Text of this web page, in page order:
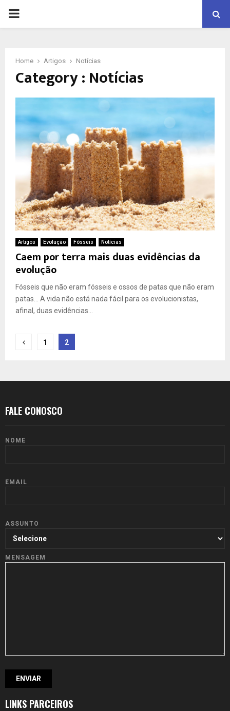
PRIMARY
Home Artigos Notícias
Category : Notícias
Artigos Evolução Fósseis Notícias
Caem por terra mais duas evidências da
evolução
Fósseis que não eram fósseis e ossos de patas que não eram
patas… A vida não está nada fácil para os evolucionistas,
afinal, duas evidências...
Paginação
posts
1 2
FALE CONOSCO
NOME
EMAIL
ASSUNTO
MENSAGEM
LINKS PARCEIROS